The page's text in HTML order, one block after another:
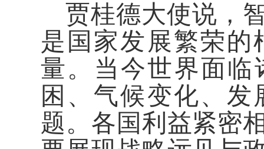
贾桂德大使说，
是国家发展繁荣的
量。当今世界面
困、气候变化、
题。各国利益紧密